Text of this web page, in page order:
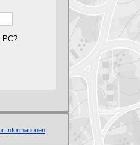
PC?
Informationen